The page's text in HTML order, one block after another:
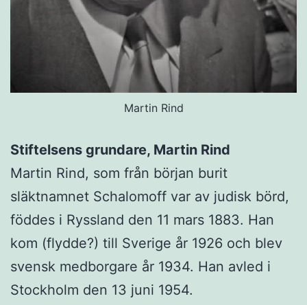
Martin Rind
Stiftelsens grundare, Martin Rind
Martin Rind, som från början burit
släktnamnet Schalomoff var av judisk börd,
föddes i Ryssland den 11 mars 1883. Han
kom (flydde?) till Sverige år 1926 och blev
svensk medborgare år 1934. Han avled i
Stockholm den 13 juni 1954.